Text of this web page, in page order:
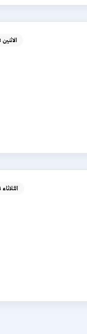
الاثنين 23 يونيو
الثلاثاء 24 يونيو